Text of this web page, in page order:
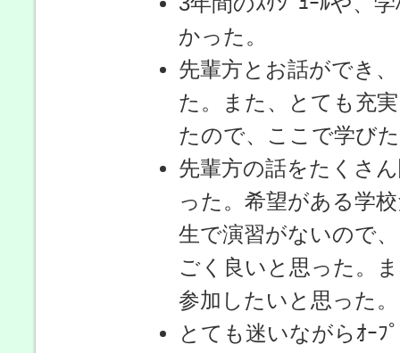
かった。
先輩方とお話ができ
た。また、とても充
たので、ここで学び
先輩方の話をたくさ
った。希望がある学
生で演習がないので
ごく良いと思った。
参加したいと思った。
とても迷いながらｵｰﾌ